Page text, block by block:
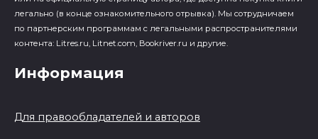
легально (в конце ознакомительного отрывка). Мы сотрудничаем
по партнерским программам с легальными распространителями
контента: Litres.ru, Litnet.com, Bookriver.ru и другие.
Информация
Для правообладателей и авторов